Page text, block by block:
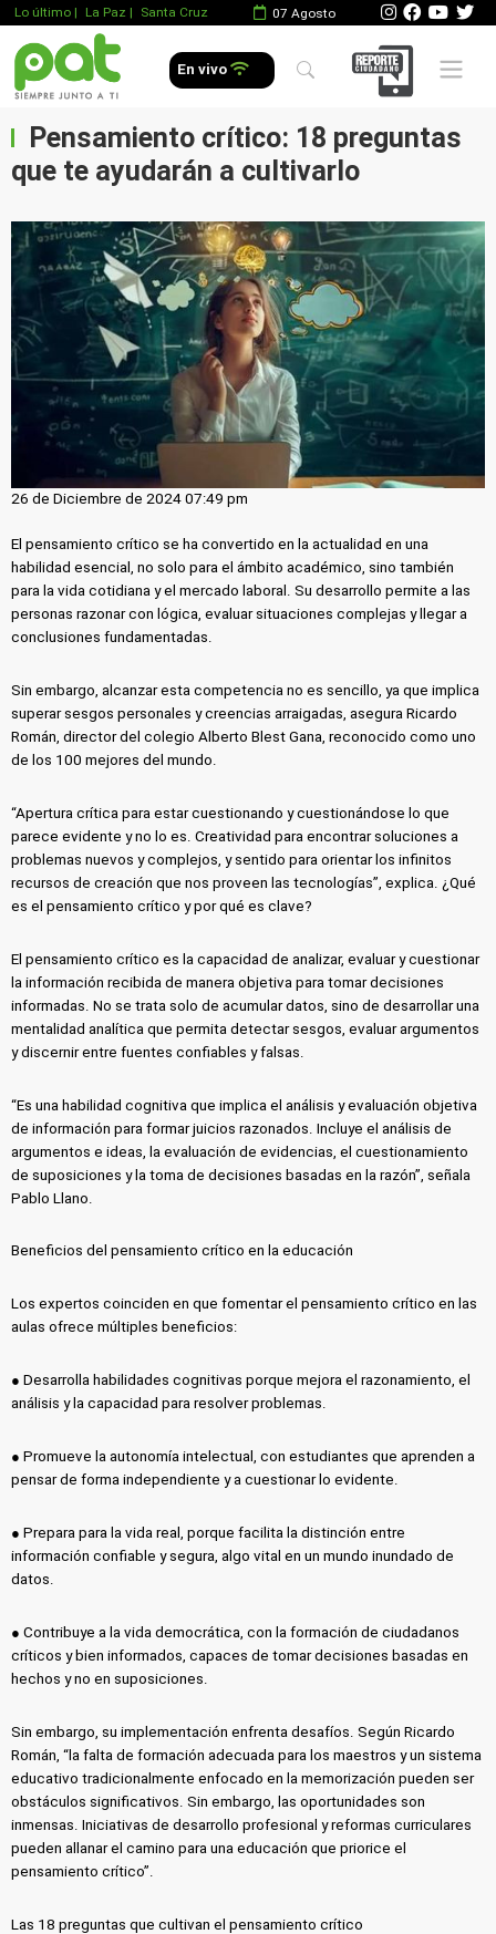
Lo último | La Paz | Santa Cruz 07 Agosto
En vivo Mobile
Pensamiento crítico: 18 preguntas
que te ayudarán a cultivarlo
26 de Diciembre de 2024 07:49 pm
El pensamiento crítico se ha convertido en la actualidad en una
habilidad esencial, no solo para el ámbito académico, sino también
para la vida cotidiana y el mercado laboral. Su desarrollo permite a las
personas razonar con lógica, evaluar situaciones complejas y llegar a
conclusiones fundamentadas.
Sin embargo, alcanzar esta competencia no es sencillo, ya que implica
superar sesgos personales y creencias arraigadas, asegura Ricardo
Román, director del colegio Alberto Blest Gana, reconocido como uno
de los 100 mejores del mundo.
“Apertura crítica para estar cuestionando y cuestionándose lo que
parece evidente y no lo es. Creatividad para encontrar soluciones a
problemas nuevos y complejos, y sentido para orientar los infinitos
recursos de creación que nos proveen las tecnologías”, explica. ¿Qué
es el pensamiento crítico y por qué es clave?
El pensamiento crítico es la capacidad de analizar, evaluar y cuestionar
la información recibida de manera objetiva para tomar decisiones
informadas. No se trata solo de acumular datos, sino de desarrollar una
mentalidad analítica que permita detectar sesgos, evaluar argumentos
y discernir entre fuentes confiables y falsas.
“Es una habilidad cognitiva que implica el análisis y evaluación objetiva
de información para formar juicios razonados. Incluye el análisis de
argumentos e ideas, la evaluación de evidencias, el cuestionamiento
de suposiciones y la toma de decisiones basadas en la razón”, señala
Pablo Llano.
Beneficios del pensamiento crítico en la educación
Los expertos coinciden en que fomentar el pensamiento crítico en las
aulas ofrece múltiples beneficios:
● Desarrolla habilidades cognitivas porque mejora el razonamiento, el
análisis y la capacidad para resolver problemas.
● Promueve la autonomía intelectual, con estudiantes que aprenden a
pensar de forma independiente y a cuestionar lo evidente.
● Prepara para la vida real, porque facilita la distinción entre
información confiable y segura, algo vital en un mundo inundado de
datos.
● Contribuye a la vida democrática, con la formación de ciudadanos
críticos y bien informados, capaces de tomar decisiones basadas en
hechos y no en suposiciones.
Sin embargo, su implementación enfrenta desafíos. Según Ricardo
Román, “la falta de formación adecuada para los maestros y un sistema
educativo tradicionalmente enfocado en la memorización pueden ser
obstáculos significativos. Sin embargo, las oportunidades son
inmensas. Iniciativas de desarrollo profesional y reformas curriculares
pueden allanar el camino para una educación que priorice el
pensamiento crítico”.
Las 18 preguntas que cultivan el pensamiento crítico